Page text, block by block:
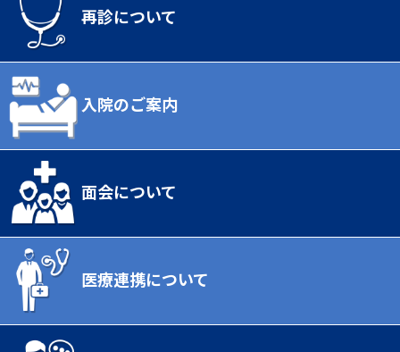
再診について
入院のご案内
面会について
医療連携について